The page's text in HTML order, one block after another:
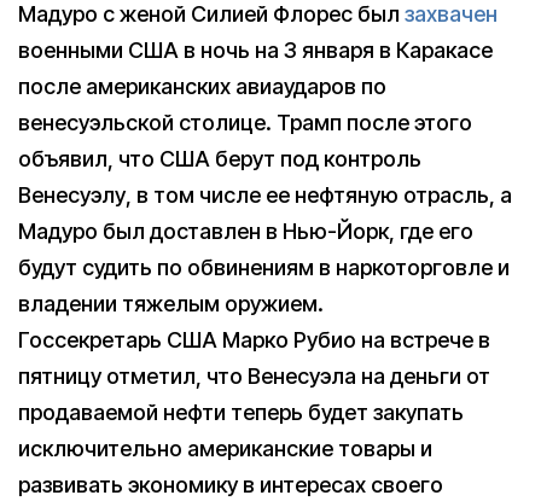
Мадуро с женой Силией Флорес был захвачен
военными США в ночь на 3 января в Каракасе
после американских авиаударов по
венесуэльской столице. Трамп после этого
объявил, что США берут под контроль
Венесуэлу, в том числе ее нефтяную отрасль, а
Мадуро был доставлен в Нью-Йорк, где его
будут судить по обвинениям в наркоторговле и
владении тяжелым оружием.
Госсекретарь США Марко Рубио на встрече в
пятницу отметил, что Венесуэла на деньги от
продаваемой нефти теперь будет закупать
исключительно американские товары и
развивать экономику в интересах своего